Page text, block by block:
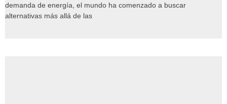
demanda de energía, el mundo ha comenzado a buscar
alternativas más allá de las